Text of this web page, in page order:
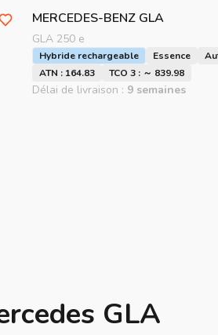
MERCEDES-BENZ GLA
GLA 250 e
Hybride rechargeable Essence
ATN : 164.83
TCO 3 : ～ 839.98
Délai de livraison : 9 semaines
GLA